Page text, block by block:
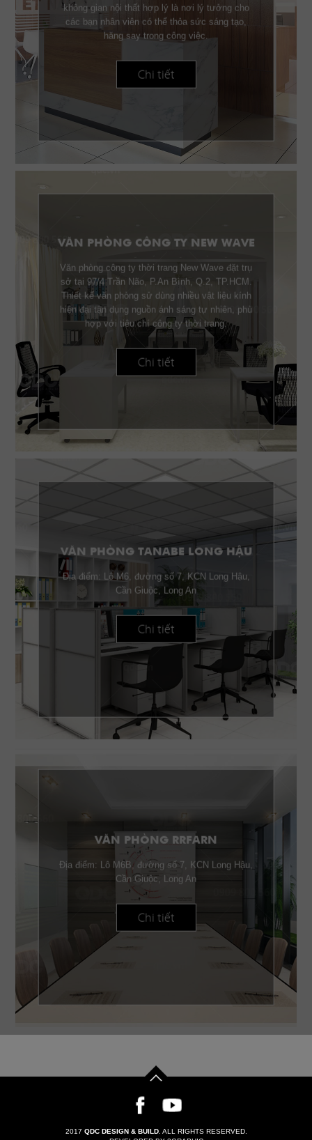
không gian nội thất hợp lý là nơi lý tưởng cho
các bạn nhân viên có thể thỏa sức sáng tạo,
hăng say trong công việc.
Chi tiết
VĂN PHÒNG CÔNG TY NEW WAVE
Văn phòng công ty thời trang New Wave đặt trụ
sở tại 97/4 Trần Não, P.An Bình, Q.2, TP.HCM.
Thiết kế văn phòng sử dùng nhiều vật liệu kính
hiện đại tận dụng nguồn ánh sáng tự nhiên, phù
hợp với tiêu chí công ty thời trang.
Chi tiết
VĂN PHÒNG TANABE LONG HẬU
Địa điểm: Lô M6, đường số 7, KCN Long Hậu,
Cần Giuộc, Long An
Chi tiết
VĂN PHÒNG RRFARN
Địa điểm: Lô M6B, đường số 7, KCN Long Hậu,
Cần Giuộc, Long An
Chi tiết
2017 QDC DESIGN & BUILD. ALL RIGHTS RESERVED.